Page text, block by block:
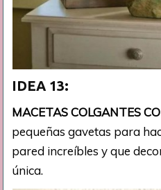
IDEA 13:
MACETAS COLGANTES
pequeñas gavetas para
pared increíbles y que
única.